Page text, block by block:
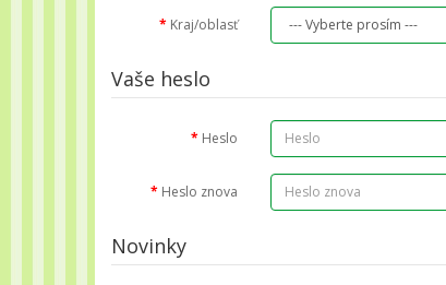
Kraj/oblasť
Vaše heslo
Heslo
Heslo znova
Novinky